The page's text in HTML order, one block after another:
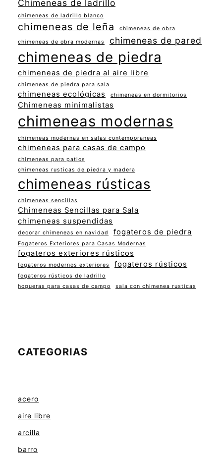
Chimeneas de ladrillo
chimeneas de ladrillo blanco
chimeneas de leña chimeneas de obra
chimeneas de obra modernas chimeneas de pared
chimeneas de piedra
chimeneas de piedra al aire libre
chimeneas de piedra para sala
chimeneas ecológicas chimeneas en dormitorios
Chimeneas minimalistas
chimeneas modernas
chimeneas modernas en salas contemporaneas
chimeneas para casas de campo
chimeneas para patios
chimeneas rusticas de piedra y madera
chimeneas rústicas
chimeneas sencillas
Chimeneas Sencillas para Sala
chimeneas suspendidas
decorar chimeneas en navidad fogateros de piedra
Fogateros Exteriores para Casas Modernas
fogateros exteriores rústicos
fogateros modernos exteriores fogateros rústicos
fogateros rústicos de ladrillo
hogueras para casas de campo
sala con chimenea rusticas
CATEGORIAS
acero
aire libre
arcilla
barro